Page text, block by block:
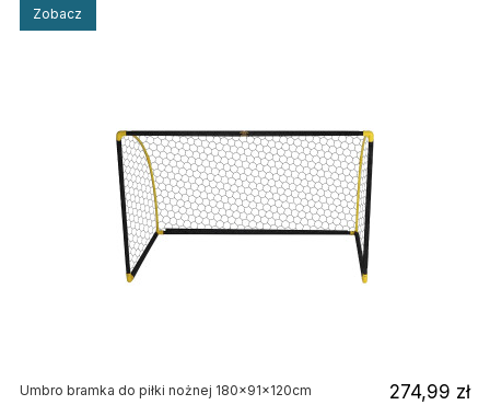
Zobacz
Umbro bramka do piłki nożnej 180x91x120cm 274,99 zł